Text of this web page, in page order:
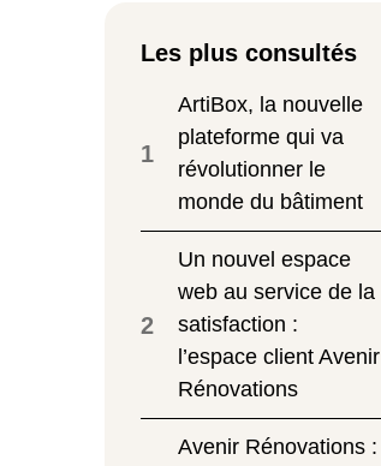
Les plus consultés
1
ArtiBox, la nouvelle
plateforme qui va
révolutionner le
monde du bâtiment
2
Un nouvel espace
web au service de la
satisfaction :
l’espace client Avenir
Rénovations
Avenir Rénovations :